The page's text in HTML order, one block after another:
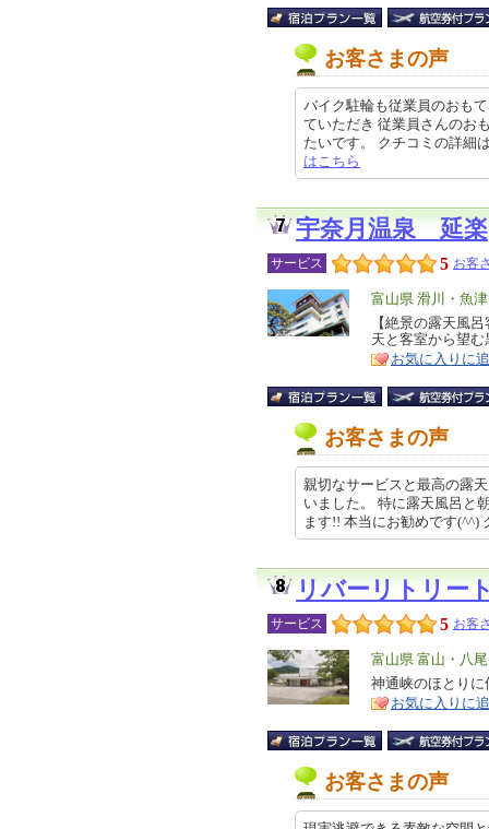
お客さまの声
バイク駐輪も従業員のおも
ていただき 従業員さんのお
たいです。 クチコミの詳
はこちら
宇奈月温泉 延楽
サービス 5 お客
エ
リ
ア
富山県 滑川・魚
特
徴
【絶景の露天風
天と客室から望
お気に入りに
お客さまの声
親切なサービスと最高の露
いました。 特に露天風呂と
ます!! 本当にお勧めです
リバーリトリー
サービス 5 お客
エ
リ
ア
富山県 富山・八
特
徴
神通峡のほとり
お気に入りに
お客さまの声